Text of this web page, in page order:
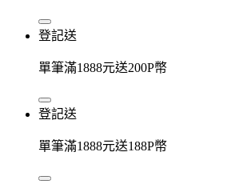
登記送
單筆滿1888元送200P幣
登記送
單筆滿1888元送188P幣